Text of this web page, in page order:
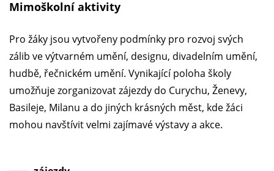
Mimoškolní aktivity
Pro žáky jsou vytvořeny podmínky pro rozvoj svých
zálib ve výtvarném umění, designu, divadelním umění,
hudbě, řečnickém umění. Vynikající poloha školy
umožňuje zorganizovat zájezdy do Curychu, Ženevy,
Basileje, Milanu a do jiných krásných měst, kde žáci
mohou navštívit velmi zajímavé výstavy a akce.